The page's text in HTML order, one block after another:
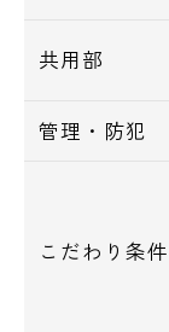
共用部
管理・防犯
こだわり条件